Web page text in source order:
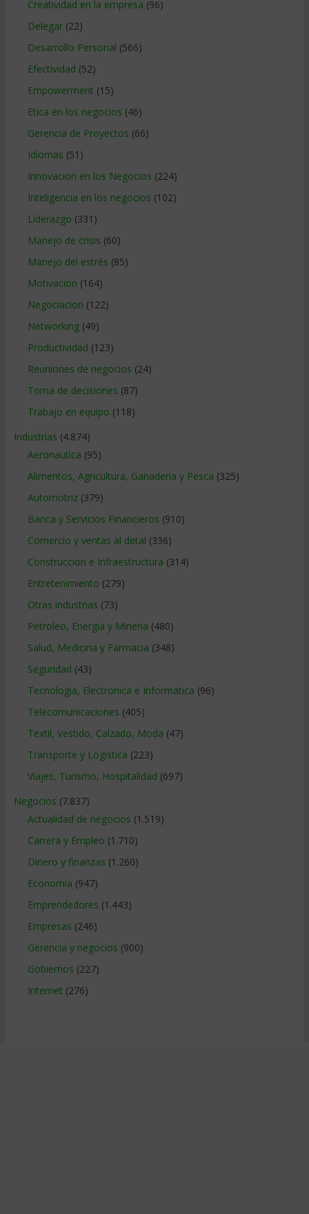
Creatividad en la empresa (96)
Delegar(22)
Desarrollo Personal (566)
Efectividad (52)
Empowerment (15)
Etica en los negocios (46)
Gerencia de Proyectos (66)
Idiomas (51)
Innovacion en los Negocios (224)
Inteligencia en los negocios (102)
Liderazgo (331)
Manejo de crisis (60)
Manejo del estrés (85)
Motivacion (164)
Negociacion (122)
Networking(49)
Productividad (123)
Reuniones de negocios (24)
Toma de decisiones (87)
Trabajo en equipo (118)
Industrias (4.874)
Aeronautica (95)
Alimentos, Agricultura, Ganaderia y Pesca (325)
Automotriz(379)
Banca y Servicios Financieros (910)
Comercio y ventas al detal (336)
Construccion e Infraestructura (314)
Entretenimiento (279)
Otras industrias (73)
Petroleo, Energia y Mineria (480)
Salud, Medicina y Farmacia (348)
Seguridad (43)
Tecnologia, Electronica e Informatica (96)
Telecomunicaciones (405)
Textil, Vestido, Calzado, Moda (47)
Transporte y Logistica (223)
Viajes, Turismo, Hospitalidad (697)
Negocios (7.837)
Actualidad de negocios (1.519)
Carrera y Empleo (1.710)
Dinero y finanzas (1.260)
Economía (947)
Emprendedores (1.443)
Empresas (246)
Gerencia y negocios (900)
Gobiernos (227)
Internet (276)